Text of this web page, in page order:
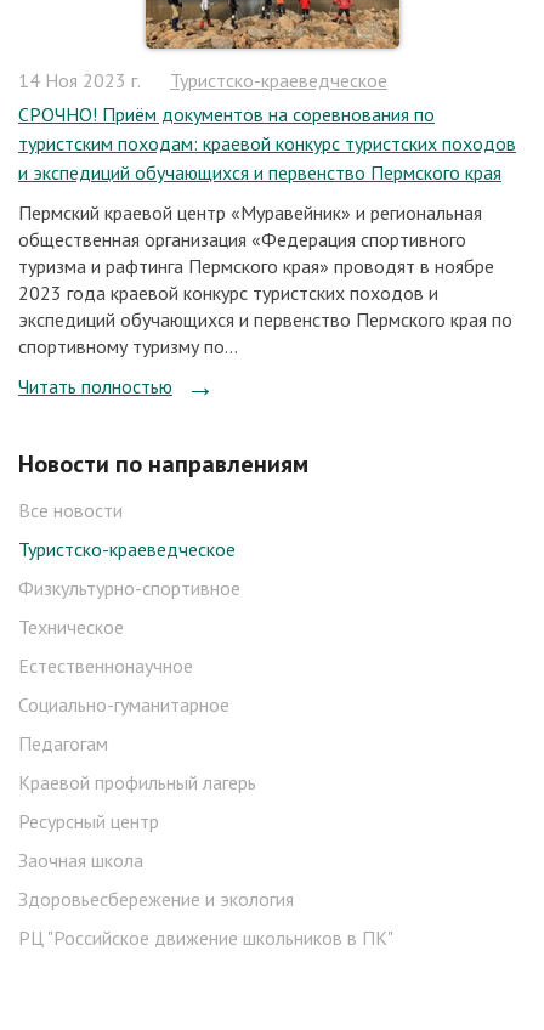
14 Ноя 2023 г.
Туристско-краеведческое
СРОЧНО! Приём документов на соревнования по
туристским походам: краевой конкурс туристских походов
и экспедиций обучающихся и первенство Пермского края
Пермский краевой центр «Муравейник» и региональная
общественная организация «Федерация спортивного
туризма и рафтинга Пермского края» проводят в ноябре
2023 года краевой конкурс туристских походов и
экспедиций обучающихся и первенство Пермского края по
спортивному туризму по...
Читать полностью
Новости по направлениям
Все новости
Туристско-краеведческое
Физкультурно-спортивное
Техническое
Естественнонаучное
Социально-гуманитарное
Педагогам
Краевой профильный лагерь
Ресурсный центр
Заочная школа
Здоровьесбережение и экология
РЦ "Российское движение школьников в ПК"